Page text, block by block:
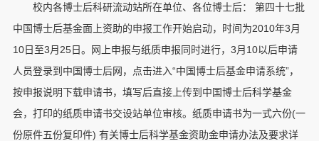
校内各博士后科研流动站所在单位、各位博士后： 第四十七批
中国博士后基金面上资助的申报工作开始启动，时间为2010年3月
10日至3月25日。网上申报与纸质申报同时进行，3月10以后申请
人员登录到中国博士后网，点击进入“中国博士后基金申请系统”，
按申报说明下载申请书，填写后直接上传到中国博士后科学基金
会，打印的纸质申请书交设站单位审核。纸质申请书为一式六份(一
份原件五份复印件) 有关博士后科学基金资助金申请办法及要求详